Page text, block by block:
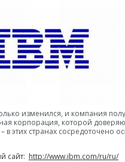
изменился, и компания
корпорация, которой
в этих странах сосредоточено
сайт: http://www.ibm.com/ru/ru/